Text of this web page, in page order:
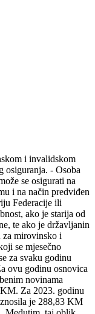
i invalidskom
osiguranja. - Osoba
se osigurati na
i na način predviđen
Federacije ili
ako je starija od
te ako je državljanin
za mirovinsko i
se mjesečno
za svaku godinu
ovu godinu osnovica
novinama
Za 2023. godinu
je 288,83 KM